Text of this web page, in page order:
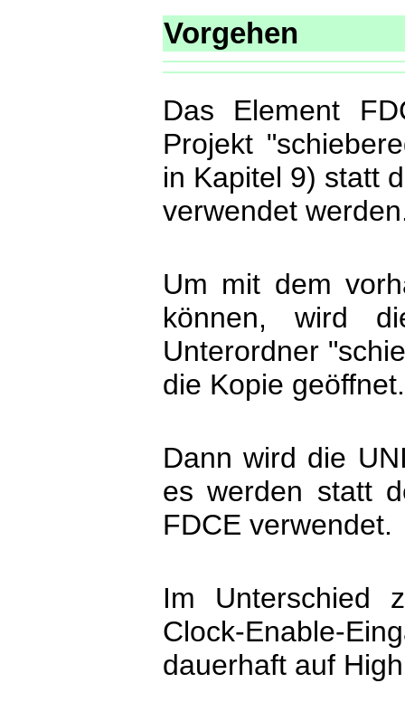
Vorgehen
Das Element
Projekt
in Kapitel 9) statt
verwendet
Um mit dem
können, wird
Unterordner
die Kopie geöffnet.
Dann wird die
es werden statt
FDCE verwendet.
Im Unterschied
Clock-Enable-
dauerhaft auf